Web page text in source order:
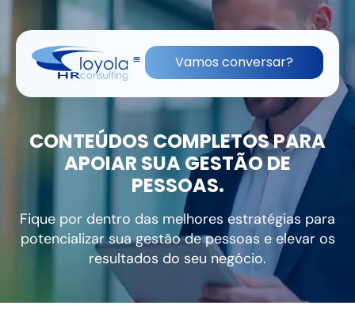
(11) 91836-0813 contato@lhrc.com.br
Vamos conversar?
CONTEÚDOS COMPLETOS PARA
APOIAR SUA GESTÃO DE
PESSOAS.
Fique por dentro das melhores estratégias para
potencializar sua gestão de pessoas e elevar os
resultados do seu negócio.